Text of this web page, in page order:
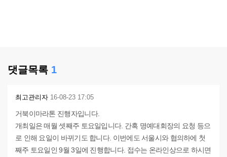
댓글목록 1
최고관리자 16-08-23 17:05
거북이마라톤 진행자입니다.
개최일은 매월 셋째주 토요일입니다. 간혹 명예대회장의 요청 등으
로 인해 요일이 바뀌기도 합니다. 이번에도 서울시와 협의하에 첫
째주 토요일인 9월 3일에 진행합니다. 접수는 온라인상으로 하시면